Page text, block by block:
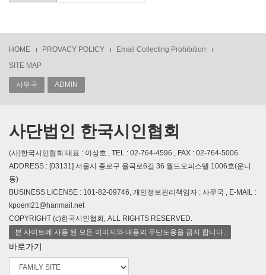
HOME PROVACY POLICY
Email Collecting Prohibition
SITE MAP
사무국 ADMIN
사단법인 한국시인협회
(사)한국시인협회 대표 : 이상호 , TEL : 02-764-4596 , FAX : 02-764-5006
ADDRESS : [03131] 서울시 종로구 율곡로6길 36 월드오피스텔 1006호(운니
동)
BUSINESS LICENSE : 101-82-09746, 개인정보관리책임자 : 사무국 , E-MAIL :
kpoem21@hanmail.net
COPYRIGHT (c)한국시인협회, ALL RIGHTS RESERVED.
본 사이트에 사용 된 모든 이미지와 내용의 무단도용을 금지 합니다.
바로가기